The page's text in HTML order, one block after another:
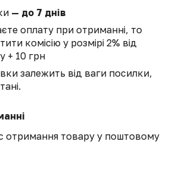
— до 7 днів
оплату при отриманні, то
комісію у розмірі 2% від
+ 10 грн
залежить від ваги посилки,
отримання товару у поштовому